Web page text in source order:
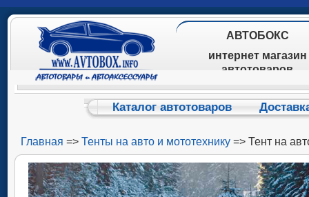
АВТОБОКС
интернет магазин
автотоваров
Каталог автотоваров
Главная => Тенты на авто и мототехнику => Тент на